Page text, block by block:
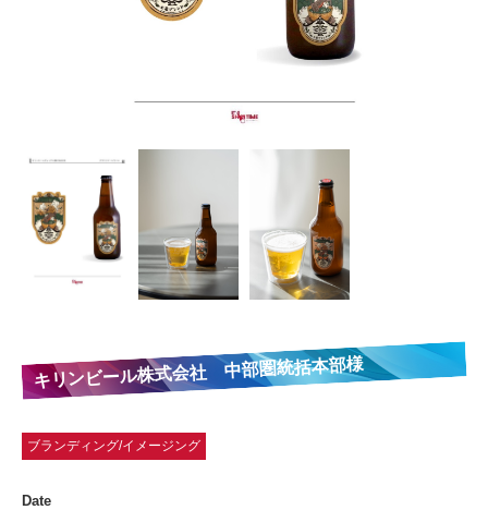
キリンビール株式会社 中部圏統括本部様
ブランディング/イメージング
Date